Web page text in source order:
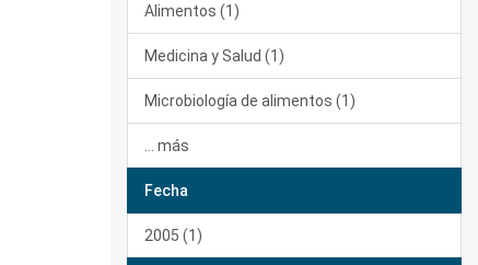
Alimentos (1)
Medicina y Salud (1)
Microbiología de alimentos (1)
... más
Fecha
2005 (1)